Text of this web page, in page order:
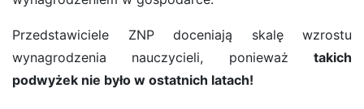
Przedstawiciele ZNP doceniają skalę wzrostu
wynagrodzenia nauczycieli, ponieważ takich
podwyżek nie było w ostatnich latach!